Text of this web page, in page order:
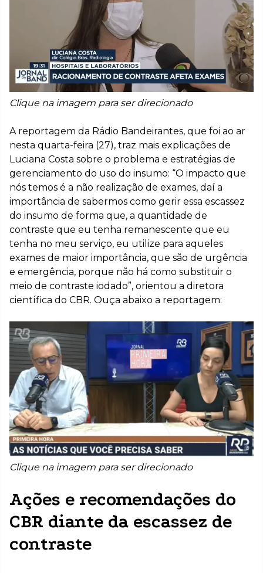
Clique na imagem para ser direcionado
A reportagem da Rádio Bandeirantes, que foi ao ar
nesta quarta-feira (27), traz mais explicações de
Luciana Costa sobre o problema e estratégias de
gerenciamento do uso do insumo: “O impacto que
nós temos é a não realização de exames, daí a
importância de sabermos como gerir essa escassez
do insumo de forma que, a quantidade de
contraste que eu tenha remanescente que eu
tenha no meu serviço, eu utilize para aqueles
exames de maior importância, que são de urgência
e emergência, porque não há como substituir o
meio de contraste iodado”, orientou a diretora
científica do CBR. Ouça abaixo a reportagem:
Clique na imagem para ser direcionado
Ações e recomendações do
CBR diante da escassez de
contraste